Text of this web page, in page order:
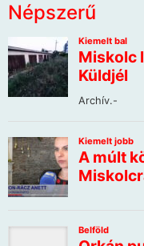
Népszerű